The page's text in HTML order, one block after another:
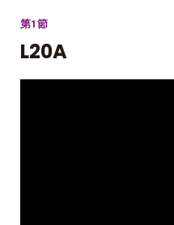
第1節
L20A